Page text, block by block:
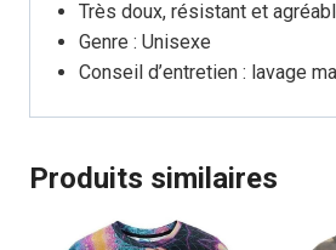
Très doux, résistant et
Genre : Unisexe
Conseil d’entretien : lavage
Produits similaires